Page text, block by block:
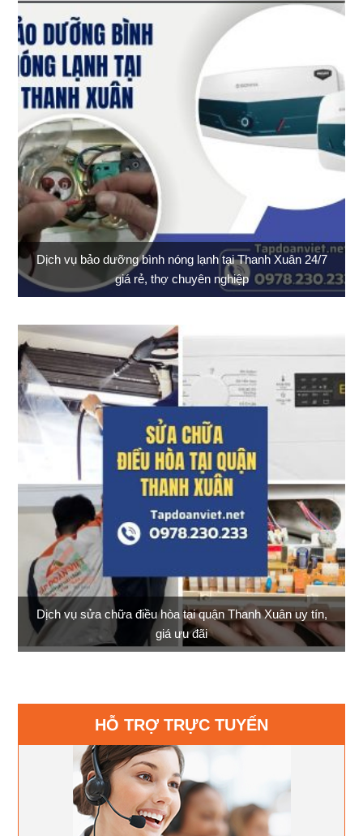
Dịch vụ bảo dưỡng bình nóng lạnh tại Thanh Xuân 24/7
giá rẻ, thợ chuyên nghiệp
Dịch vụ sửa chữa điều hòa tại quận Thanh Xuân uy tín,
giá ưu đãi
HỖ TRỢ TRỰC TUYẾN